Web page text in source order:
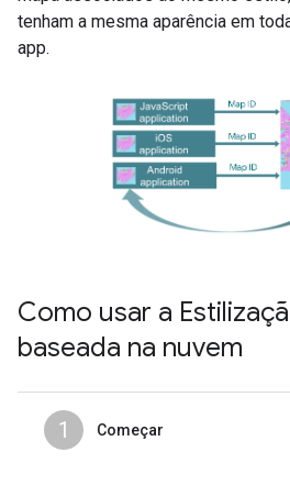
tenham a mesma aparência em
app.
Como usar a
baseada na nuvem
1 Começar